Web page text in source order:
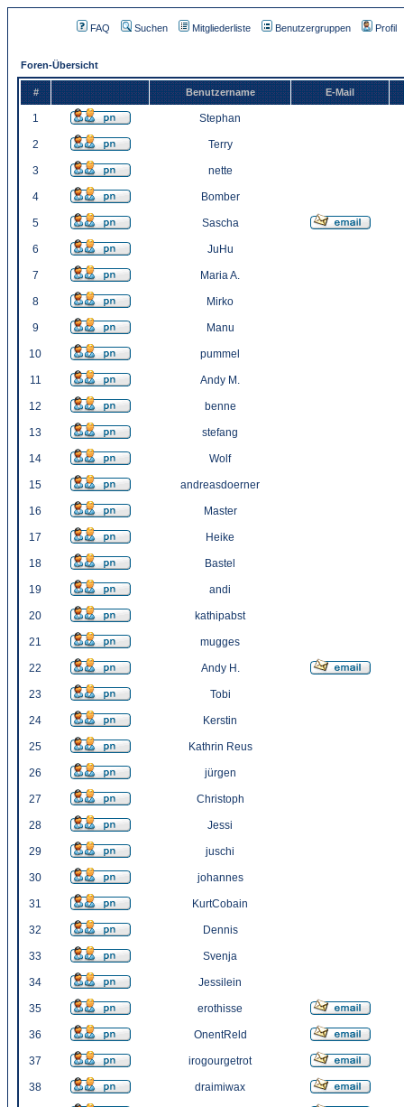
FAQ Suchen Mitgliederliste Benutzergruppen Profil
Foren-Übersicht
# Benutzername E-Mail
1 Stephan
2 Terry
3 nette
4 Bomber
5 Sascha
6 JuHu
7 Maria A.
8 Mirko
9 Manu
10 pummel
11 Andy M.
12 benne
13 stefang
14 Wolf
15 andreasdoerner
16 Master
17 Heike
18 Bastel
19 andi
20 kathipabst
21 mugges
22 Andy H.
23 Tobi
24 Kerstin
25 Kathrin Reus
26 jürgen
27 Christoph
28 Jessi
29 juschi
30 johannes
31 KurtCobain
32 Dennis
33 Svenja
34 Jessilein
35 erothisse
36 OnentReld
37 irogourgetrot
38 draimiwax